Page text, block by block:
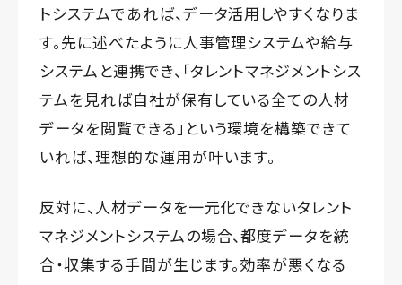
トシステムであれば、データ活用しやすくなりま
す。先に述べたように人事管理システムや給与
システムと連携でき、「タレントマネジメントシス
テムを見れば自社が保有している全ての人材
データを閲覧できる」という環境を構築できて
いれば、理想的な運用が叶います。
反対に、人材データを一元化できないタレント
マネジメントシステムの場合、都度データを統
合・収集する手間が生じます。効率が悪くなる